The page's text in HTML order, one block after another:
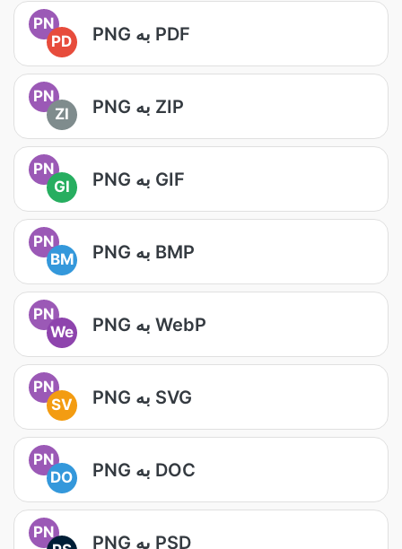
PN
PD
PNG به PDF
PN
ZI
PNG به ZIP
PN
GI
PNG به GIF
PN
BM
PNG به BMP
PN
We
PNG به WebP
PN
SV
PNG به SVG
PN
DO
PNG به DOC
PN
PNG به PSD